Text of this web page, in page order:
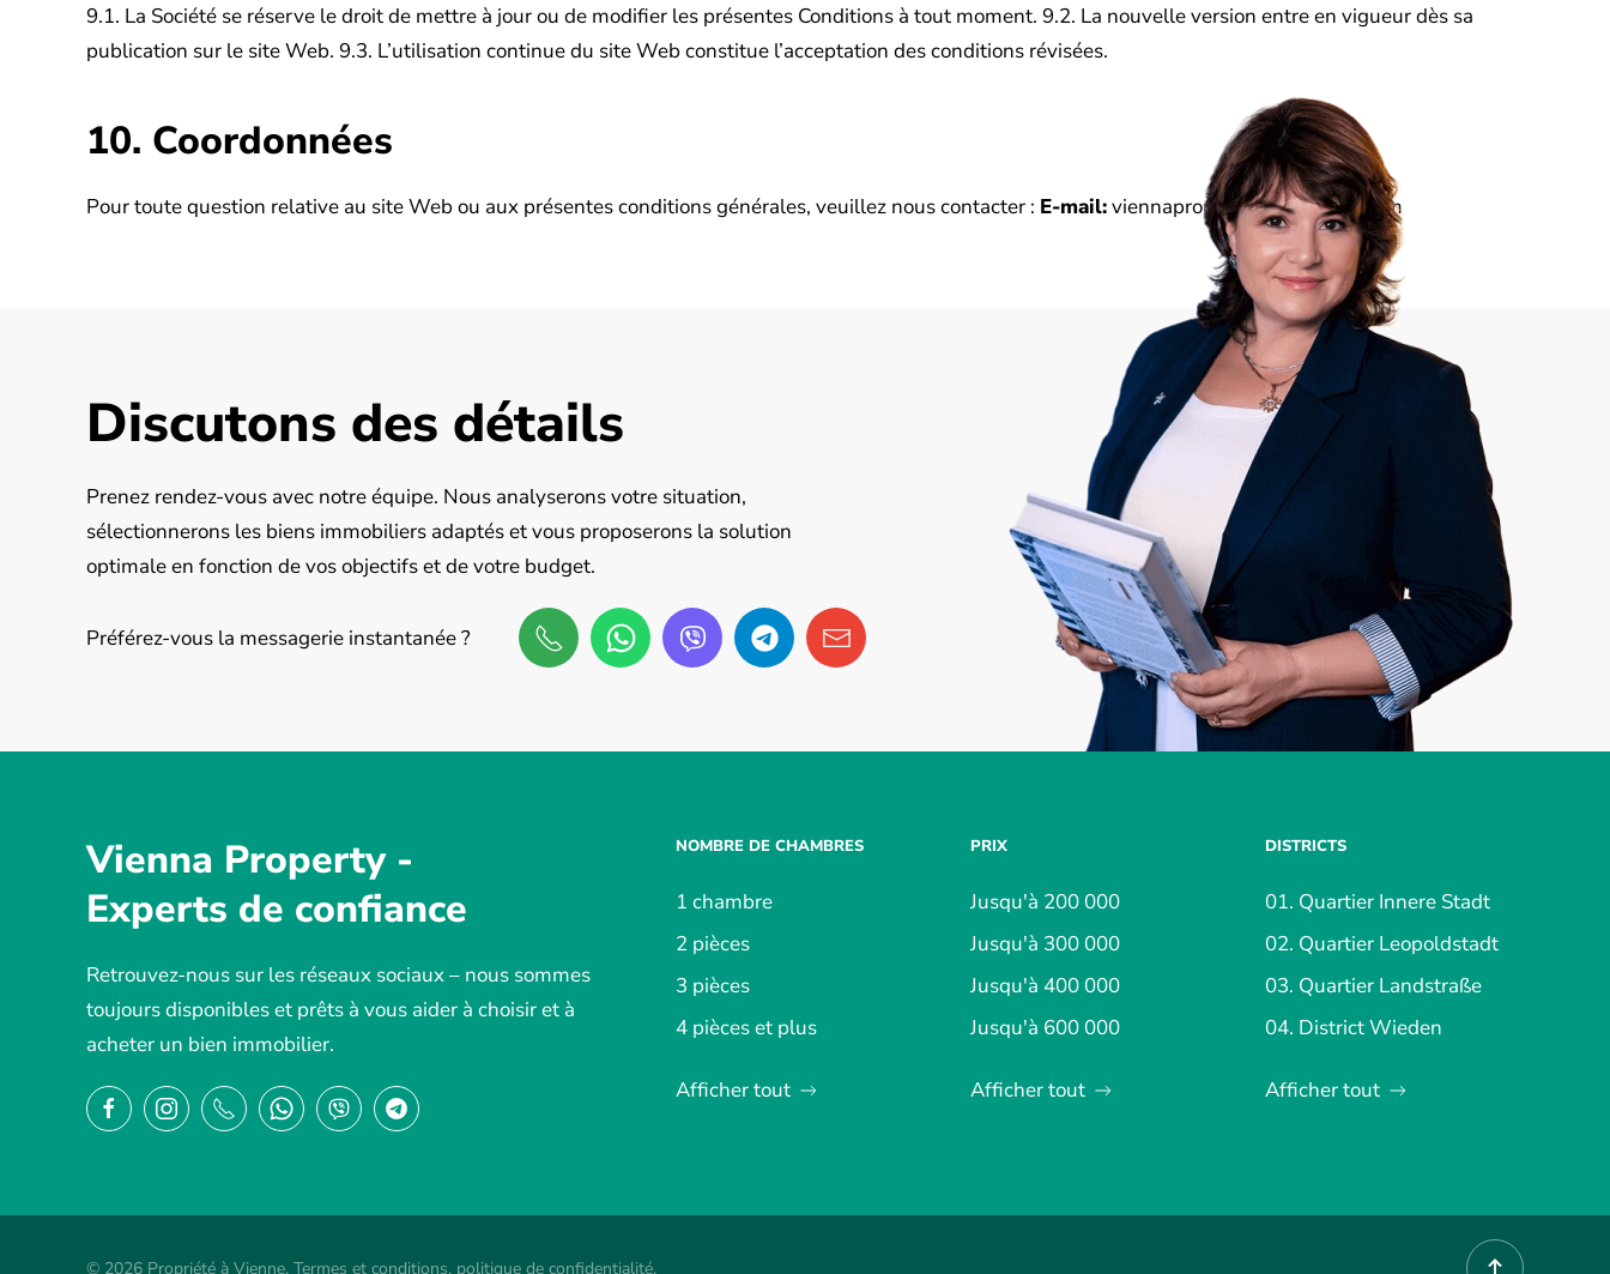
9.1. La Société se réserve le droit de mettre à jour ou de modifier les présentes Conditions à tout moment. 9.2. La nouvelle version entre en vigueur dès sa
publication sur le site Web. 9.3. L’utilisation continue du site Web constitue l’acceptation des conditions révisées.
10. Coordonnées
Pour toute question relative au site Web ou aux présentes conditions générales, veuillez nous contacter : E-mail:viennapropertycom@gmail.com
Discutons des détails
Prenez rendez-vous avec notre équipe. Nous analyserons votre situation,
sélectionnerons les biens immobiliers adaptés et vous proposerons la solution
optimale en fonction de vos objectifs et de votre budget.
Préférez-vous la messagerie instantanée ?
Vienna Property -
Experts de confiance
Retrouvez-nous sur les réseaux sociaux – nous sommes
toujours disponibles et prêts à vous aider à choisir et à
acheter un bien immobilier.
NOMBRE DE CHAMBRES
1 chambre
2 pièces
3 pièces
4 pièces et plus
Afficher tout
PRIX
Jusqu'à 200 000
Jusqu'à 300 000
Jusqu'à 400 000
Jusqu'à 600 000
Afficher tout
DISTRICTS
01. Quartier Innere Stadt
02. Quartier Leopoldstadt
03. Quartier Landstraße
04. District Wieden
Afficher tout
© 2026 Propriété à Vienne. Termes et conditions. politique de confidentialité.